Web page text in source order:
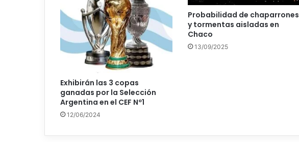
Exhibirán las 3 copas
ganadas por la Selección
Argentina en el CEF Nº1
12/06/2024
Probabilidad de chaparrones
y tormentas aisladas en
Chaco
13/09/2025